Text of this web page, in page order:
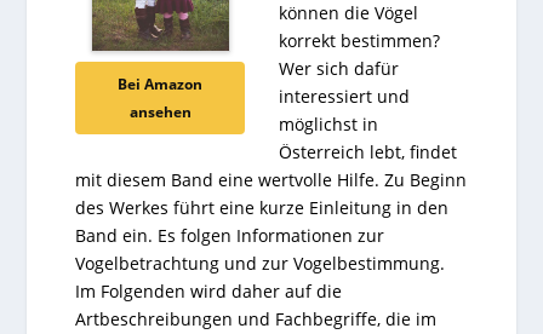
Bei Amazon
ansehen
können die Vögel
korrekt bestimmen?
Wer sich dafür
interessiert und
möglichst in
Österreich lebt, findet
mit diesem Band eine wertvolle Hilfe.Zu Beginn
des Werkes führt eine kurze Einleitung in den
Band ein. Es folgen Informationen zur
Vogelbetrachtung und zur Vogelbestimmung.
Im Folgenden wird daher auf die
Artbeschreibungen und Fachbegriffe, die im